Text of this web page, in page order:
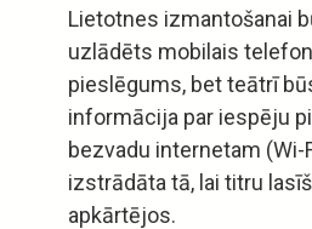
Lietotnes izmantošanai
uzlādēts mobilais
pieslēgums, bet teātrī
informācija par iespēju
bezvadu internetam (Wi-
izstrādāta tā, lai titru
apkārtējos.